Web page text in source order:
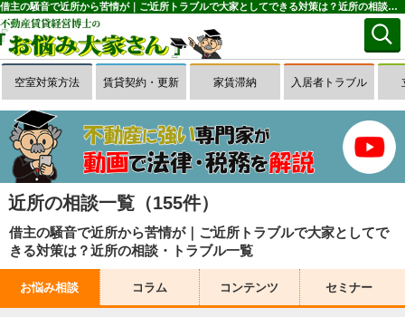
借主の騒音で近所から苦情が｜ご近所トラブルで大家としてできる対策は？近所の相談・トラブル一覧(1～50件目)｜お悩み大家さん
空室対策方法 賃貸契約・更新 家賃滞納 入居者トラブル
近所の相談一覧（155件）
借主の騒音で近所から苦情が｜ご近所トラブルで大家としてで
きる対策は？近所の相談・トラブル一覧
お悩み相談 コラム コンテンツ セミナー